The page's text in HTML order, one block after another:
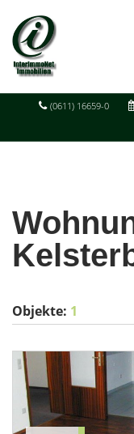
(0611) 16659-0
Objekte: 1